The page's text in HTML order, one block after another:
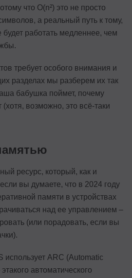
что O(n²) это не просто
а реальный путь к тому,
работать медленнее, чем
требует особого внимания и
разделах мы разберем их так
бабушка поймет, почему
возможно, это всё-таки
ресурс, который, как и
вы думаете, что в 2024 году
памяти в устройствах
над ее управлением –
(или порадовать, если вы
использует ARC (Automatic
автоматического